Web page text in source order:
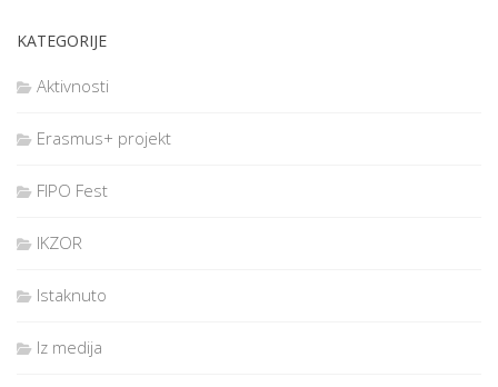
Svaki sudionik i volonter za sebe nosi hranu i piće potrebno
SUDIONIČKA PARTICIPACIJA
kn po osobi. Iznos od 30 kn sudionici donose prije polaska na
ODJEĆA i OBUĆA
imati kabanicu i nepromočivu obuću. Svi koji imaju izviđačke
prslucima + kabanice. Svaki sudionik/volonter obvezno mora
KATEGORIJE
Aktivnosti
Erasmus+ projekt
FIPO Fest
IKZOR
Istaknuto
Iz medija